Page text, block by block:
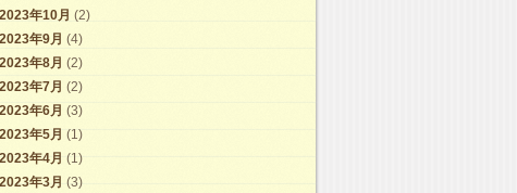
2023年10月 (2)
2023年9月 (4)
2023年8月 (2)
2023年7月 (2)
2023年6月 (3)
2023年5月 (1)
2023年4月 (1)
2023年3月 (3)